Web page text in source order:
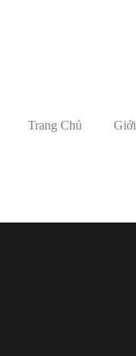
Trang Chủ